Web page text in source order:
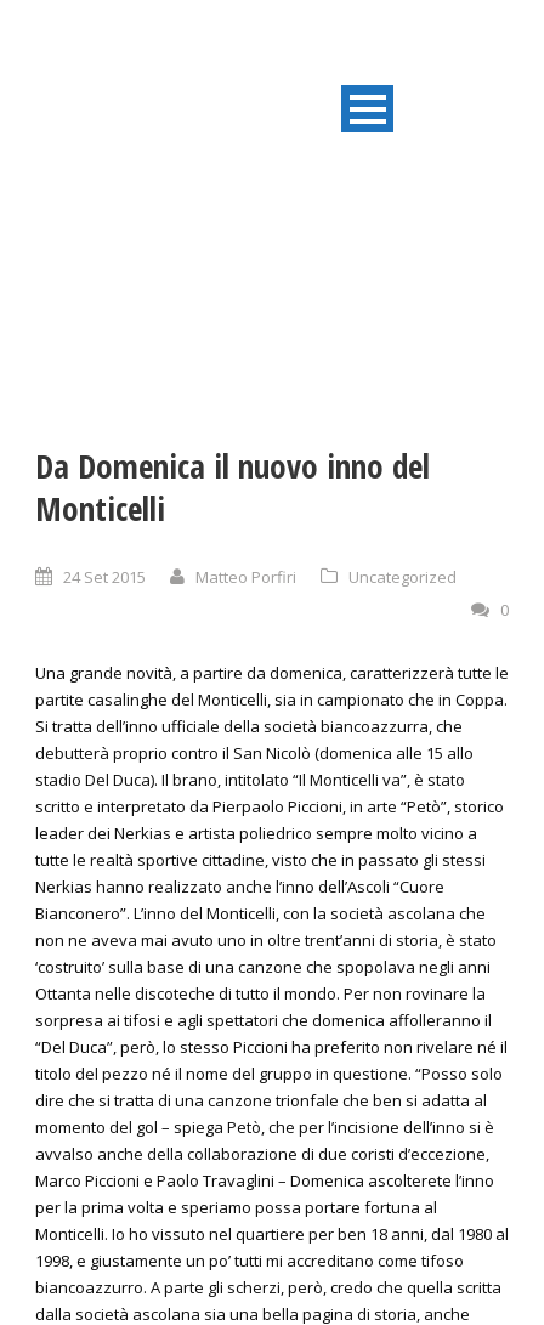
Da Domenica il nuovo inno del
Monticelli
24 Set 2015 Matteo Porfiri
Uncategorized
0
Una grande novità, a partire da domenica, caratterizzerà tutte le
partite casalinghe del Monticelli, sia in campionato che in Coppa.
Si tratta dell’inno ufficiale della società biancoazzurra, che
debutterà proprio contro il San Nicolò (domenica alle 15 allo
stadio Del Duca). Il brano, intitolato “Il Monticelli va”, è stato
scritto e interpretato da Pierpaolo Piccioni, in arte “Petò”, storico
leader dei Nerkias e artista poliedrico sempre molto vicino a
tutte le realtà sportive cittadine, visto che in passato gli stessi
Nerkias hanno realizzato anche l’inno dell’Ascoli “Cuore
Bianconero”. L’inno del Monticelli, con la società ascolana che
non ne aveva mai avuto uno in oltre trent’anni di storia, è stato
‘costruito’ sulla base di una canzone che spopolava negli anni
Ottanta nelle discoteche di tutto il mondo. Per non rovinare la
sorpresa ai tifosi e agli spettatori che domenica affolleranno il
“Del Duca”, però, lo stesso Piccioni ha preferito non rivelare né il
titolo del pezzo né il nome del gruppo in questione. “Posso solo
dire che si tratta di una canzone trionfale che ben si adatta al
momento del gol – spiega Petò, che per l’incisione dell’inno si è
avvalso anche della collaborazione di due coristi d’eccezione,
Marco Piccioni e Paolo Travaglini – Domenica ascolterete l’inno
per la prima volta e speriamo possa portare fortuna al
Monticelli. Io ho vissuto nel quartiere per ben 18 anni, dal 1980 al
1998, e giustamente un po’ tutti mi accreditano come tifoso
biancoazzurro. A parte gli scherzi, però, credo che quella scritta
dalla società ascolana sia una bella pagina di storia, anche